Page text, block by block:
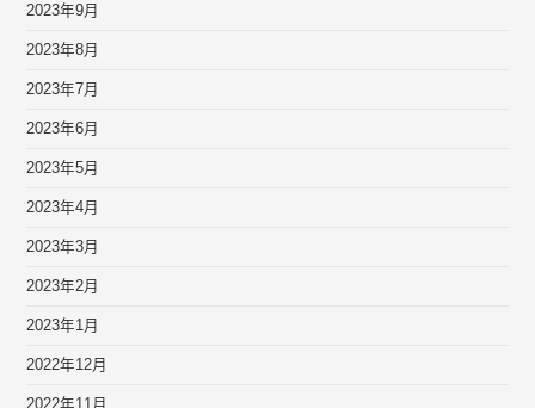
2023年9月
2023年8月
2023年7月
2023年6月
2023年5月
2023年4月
2023年3月
2023年2月
2023年1月
2022年12月
2022年11月